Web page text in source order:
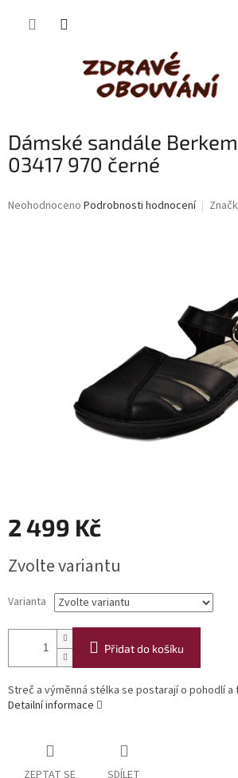
Dámské sandále
03417 970 černé
Průměrné
Neohodnoceno Podrobnosti hodnocení
2 499 Kč
cena:
Zvolte variantu
Varianta
Přidat do košíku
Streč a výměnná stélka se postarají o pohodlí a
Detailní informace